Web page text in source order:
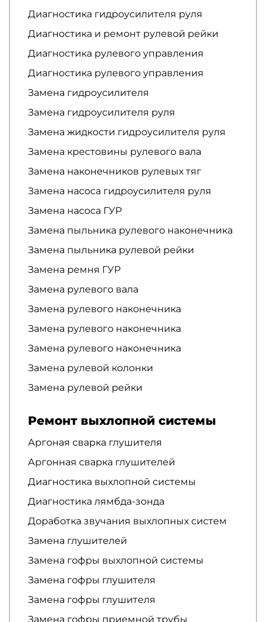
Диагностика гидроусилителя руля
Диагностика и ремонт рулевой рейки
Диагностика рулевого управления
Диагностика рулевого управления
Замена гидроусилителя
Замена гидроусилителя руля
Замена жидкости гидроусилителя руля
Замена крестовины рулевого вала
Замена наконечников рулевых тяг
Замена насоса гидроусилителя руля
Замена насоса ГУР
Замена пыльника рулевого наконечника
Замена пыльника рулевой рейки
Замена ремня ГУР
Замена рулевого вала
Замена рулевого наконечника
Замена рулевого наконечника
Замена рулевого наконечника
Замена рулевой колонки
Замена рулевой рейки
Ремонт выхлопной системы
Аргоная сварка глушителя
Аргонная сварка глушителей
Диагностика выхлопной системы
Диагностика лямбда-зонда
Доработка звучания выхлопных систем
Замена глушителей
Замена гофры выхлопной системы
Замена гофры глушителя
Замена гофры глушителя
Замена гофры приемной трубы